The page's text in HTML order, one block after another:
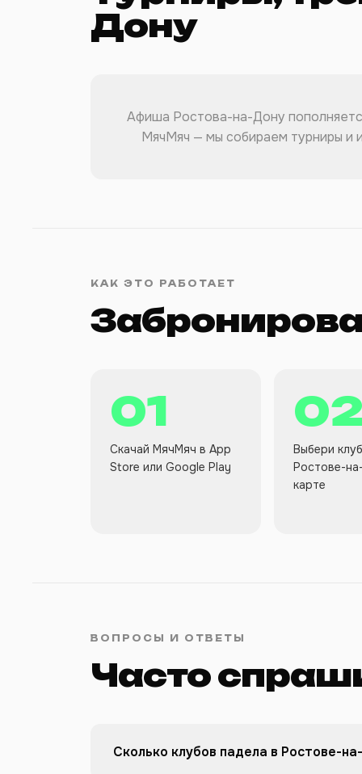
Дону
Афиша Ростова-на-Дону
МячМяч — мы собираем турниры и
КАК ЭТО РАБОТАЕТ
01
Скачай МячМяч в App
Store или Google Play
Выбери
Ростове-
карте
ВОПРОСЫ И ОТВЕТЫ
Часто
Сколько клубов падела в Ростове-